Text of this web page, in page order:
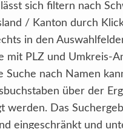
sich filtern nach
/ Kanton durch
in den
mit PLZ und Umkreis-
Suche nach Namen
über der
werden. Das
eingeschränkt und